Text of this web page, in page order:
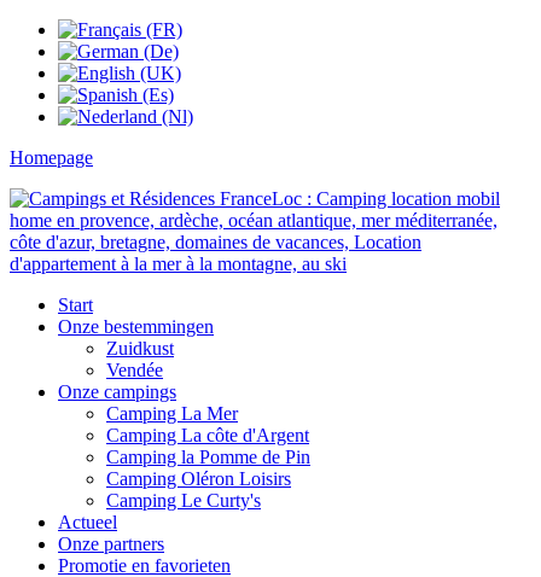
Homepage
Start
Onze bestemmingen
Zuidkust
Vendée
Onze campings
Camping La Mer
Camping La côte d'Argent
Camping la Pomme de Pin
Camping Oléron Loisirs
Camping Le Curty's
Actueel
Onze partners
Promotie en favorieten